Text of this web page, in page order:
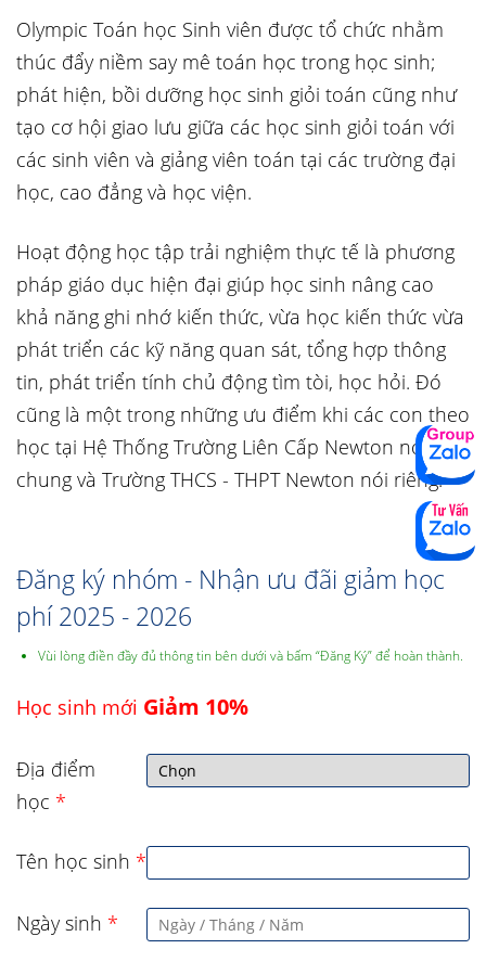
Olympic Toán học Sinh viên được tổ chức nhằm
thúc đẩy niềm say mê toán học trong học sinh;
phát hiện, bồi dưỡng học sinh giỏi toán cũng như
tạo cơ hội giao lưu giữa các học sinh giỏi toán với
các sinh viên và giảng viên toán tại các trường đại
học, cao đẳng và học viện.
Hoạt động học tập trải nghiệm thực tế là phương
pháp giáo dục hiện đại giúp học sinh nâng cao
khả năng ghi nhớ kiến thức, vừa học kiến thức vừa
phát triển các kỹ năng quan sát, tổng hợp thông
tin, phát triển tính chủ động tìm tòi, học hỏi. Đó
cũng là một trong những ưu điểm khi các con theo
học tại Hệ Thống Trường Liên Cấp Newton nói
chung và Trường THCS - THPT Newton nói riêng.
Đăng ký nhóm - Nhận ưu đãi giảm học
phí 2025 - 2026
Vùi lòng điền đầy đủ thông tin bên dưới và bấm “Đăng Ký” để hoàn thành.
Học sinh mới Giảm 10%
Địa điểm
học *
Tên học sinh *
Ngày sinh *